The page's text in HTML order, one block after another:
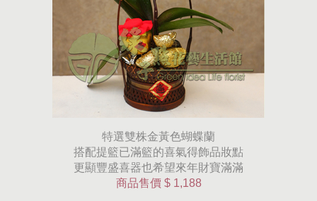
特選雙株金黃色蝴蝶蘭
搭配提籃已滿籃的喜氣得飾品妝點
更顯豐盛喜器也希望來年財寶滿滿
商品售價 $ 1,188